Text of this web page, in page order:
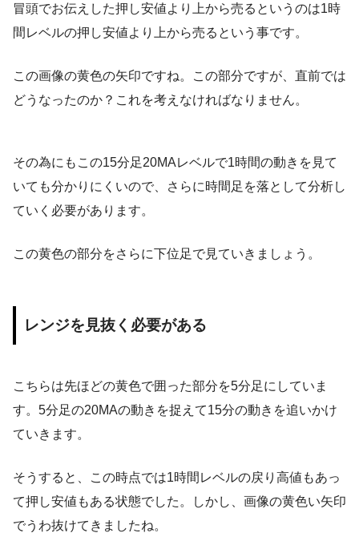
冒頭でお伝えした押し安値より上から売るというのは1時
間レベルの押し安値より上から売るという事です。
この画像の黄色の矢印ですね。この部分ですが、直前では
どうなったのか？これを考えなければなりません。
その為にもこの15分足20MAレベルで1時間の動きを見て
いても分かりにくいので、さらに時間足を落として分析し
ていく必要があります。
この黄色の部分をさらに下位足で見ていきましょう。
レンジを見抜く必要がある
こちらは先ほどの黄色で囲った部分を5分足にしていま
す。5分足の20MAの動きを捉えて15分の動きを追いかけ
ていきます。
そうすると、この時点では1時間レベルの戻り高値もあっ
て押し安値もある状態でした。しかし、画像の黄色い矢印
でうわ抜けてきましたね。